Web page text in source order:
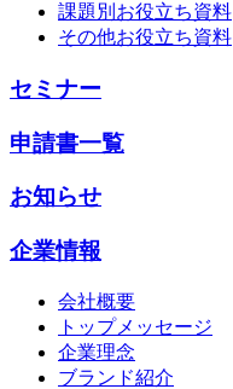
課題別お役立ち資料
その他お役立ち資料
セミナー
申請書一覧
お知らせ
企業情報
会社概要
トップメッセージ
企業理念
ブランド紹介